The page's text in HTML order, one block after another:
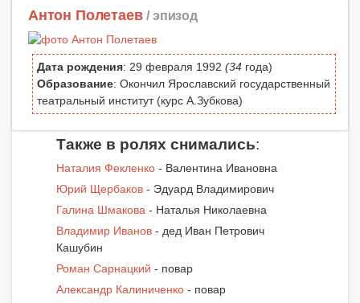
Антон Полетаев / эпизод
Дата рождения: 29 февраля 1992 (34 года)
Образование: Окончил Ярославский государственный
театральный институт (курс А.Зубкова)
Также в ролях снимались:
Наталия Фекленко - Валентина Ивановна
Юрий Щербаков - Эдуард Владимирович
Галина Шмакова - Наталья Николаевна
Владимир Иванов - дед Иван Петрович
Кашубин
Роман Сарнацкий - повар
Александр Калиниченко - повар